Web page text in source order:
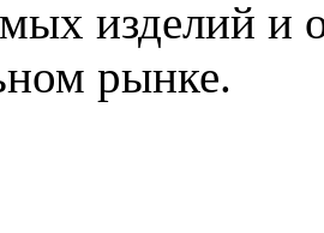
изделий и
рынке.